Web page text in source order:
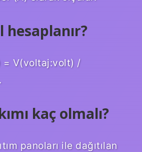
hesaplanır?
= V(voltaj:volt) /
kaç olmalı?
panoları ile dağıtılan